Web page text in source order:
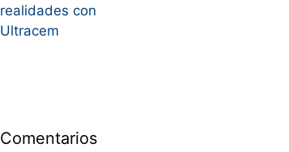
realidades con
Ultracem
Comentarios